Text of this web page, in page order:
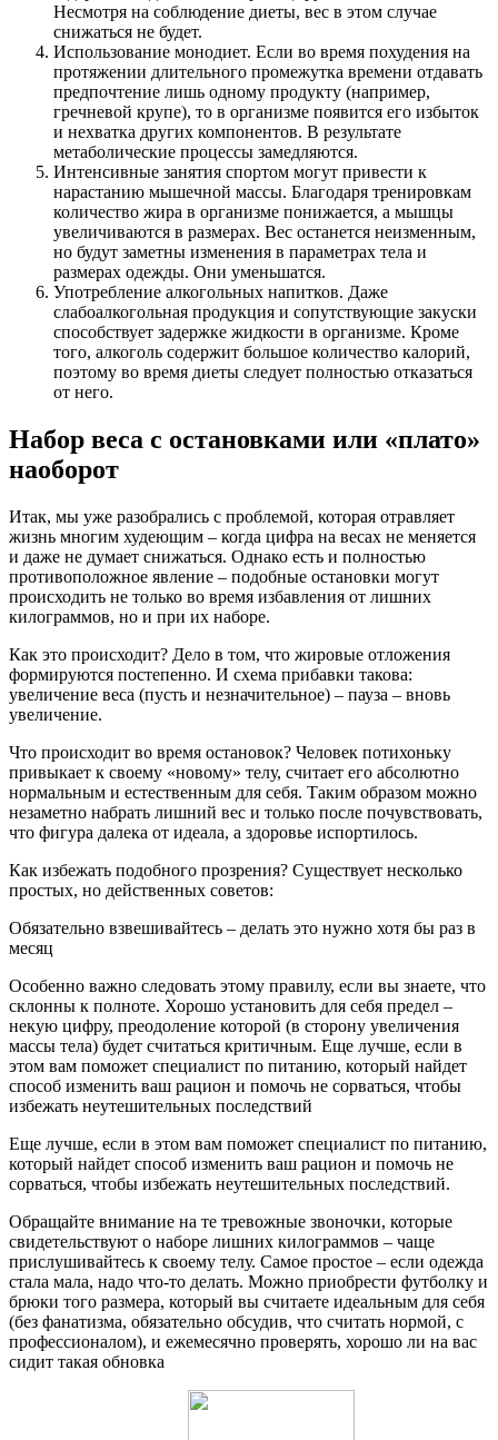
Несмотря на соблюдение диеты, вес в этом случае
снижаться не будет.
Использование монодиет. Если во время похудения на
протяжении длительного промежутка времени отдавать
предпочтение лишь одному продукту (например,
гречневой крупе), то в организме появится его избыток
и нехватка других компонентов. В результате
метаболические процессы замедляются.
Интенсивные занятия спортом могут привести к
нарастанию мышечной массы. Благодаря тренировкам
количество жира в организме понижается, а мышцы
увеличиваются в размерах. Вес останется неизменным,
но будут заметны изменения в параметрах тела и
размерах одежды. Они уменьшатся.
Употребление алкогольных напитков. Даже
слабоалкогольная продукция и сопутствующие закуски
способствует задержке жидкости в организме. Кроме
того, алкоголь содержит большое количество калорий,
поэтому во время диеты следует полностью отказаться
от него.
Набор веса с остановками или «плато»
наоборот
Итак, мы уже разобрались с проблемой, которая отравляет
жизнь многим худеющим – когда цифра на весах не меняется
и даже не думает снижаться. Однако есть и полностью
противоположное явление – подобные остановки могут
происходить не только во время избавления от лишних
килограммов, но и при их наборе.
Как это происходит? Дело в том, что жировые отложения
формируются постепенно. И схема прибавки такова:
увеличение веса (пусть и незначительное) – пауза – вновь
увеличение.
Что происходит во время остановок? Человек потихоньку
привыкает к своему «новому» телу, считает его абсолютно
нормальным и естественным для себя. Таким образом можно
незаметно набрать лишний вес и только после почувствовать,
что фигура далека от идеала, а здоровье испортилось.
Как избежать подобного прозрения? Существует несколько
простых, но действенных советов:
Обязательно взвешивайтесь – делать это нужно хотя бы раз в
месяц
Особенно важно следовать этому правилу, если вы знаете, что
склонны к полноте. Хорошо установить для себя предел –
некую цифру, преодоление которой (в сторону увеличения
массы тела) будет считаться критичным. Еще лучше, если в
этом вам поможет специалист по питанию, который найдет
способ изменить ваш рацион и помочь не сорваться, чтобы
избежать неутешительных последствий
Еще лучше, если в этом вам поможет специалист по питанию,
который найдет способ изменить ваш рацион и помочь не
сорваться, чтобы избежать неутешительных последствий.
Обращайте внимание на те тревожные звоночки, которые
свидетельствуют о наборе лишних килограммов – чаще
прислушивайтесь к своему телу. Самое простое – если одежда
стала мала, надо что-то делать. Можно приобрести футболку и
брюки того размера, который вы считаете идеальным для себя
(без фанатизма, обязательно обсудив, что считать нормой, с
профессионалом), и ежемесячно проверять, хорошо ли на вас
сидит такая обновка